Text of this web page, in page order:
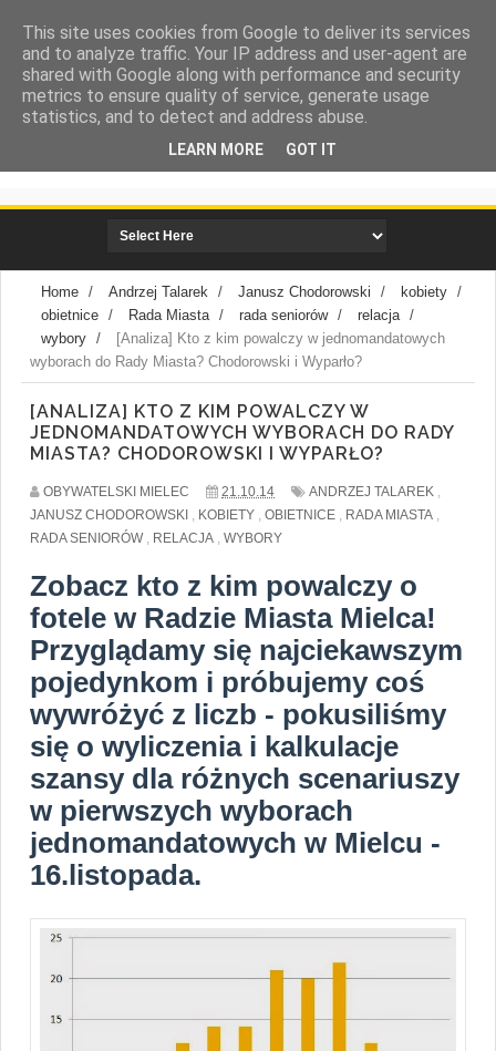
społeczna strona miasta Mielca
Home / Andrzej Talarek / Janusz Chodorowski / kobiety /
obietnice / Rada Miasta / rada seniorów / relacja /
wybory /
[Analiza] Kto z kim powalczy w jednomandatowych
wyborach do Rady Miasta? Chodorowski i Wyparło?
[ANALIZA] KTO Z KIM POWALCZY W
JEDNOMANDATOWYCH WYBORACH DO RADY
MIASTA? CHODOROWSKI I WYPARŁO?
OBYWATELSKI MIELEC 21.10.14 ANDRZEJ TALAREK ,
JANUSZ CHODOROWSKI , KOBIETY , OBIETNICE , RADA MIASTA ,
RADA SENIORÓW , RELACJA , WYBORY
Zobacz kto z kim powalczy o
fotele w Radzie Miasta Mielca!
Przyglądamy się najciekawszym
pojedynkom i próbujemy coś
wywróżyć z liczb - pokusiliśmy
się o wyliczenia i kalkulacje
szansy dla różnych scenariuszy
w pierwszych wyborach
jednomandatowych w Mielcu -
16.listopada.
This site uses cookies from Google to deliver its services
and to analyze traffic. Your IP address and user-agent are
shared with Google along with performance and security
metrics to ensure quality of service, generate usage
statistics, and to detect and address abuse.
LEARN MORE GOT IT